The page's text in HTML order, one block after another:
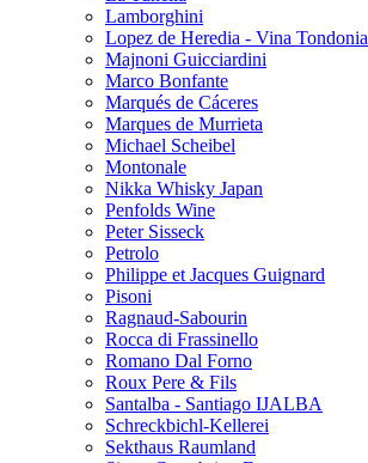
Lamborghini
Lopez de Heredia - Vina Tondonia
Majnoni Guicciardini
Marco Bonfante
Marqués de Cáceres
Marques de Murrieta
Michael Scheibel
Montonale
Nikka Whisky Japan
Penfolds Wine
Peter Sisseck
Petrolo
Philippe et Jacques Guignard
Pisoni
Ragnaud-Sabourin
Rocca di Frassinello
Romano Dal Forno
Roux Pere & Fils
Santalba - Santiago IJALBA
Schreckbichl-Kellerei
Sekthaus Raumland